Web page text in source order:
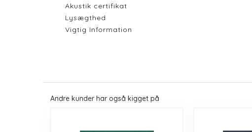
Akustik certifikat
Lysægthed
Vigtig Information
Andre kunder har også kigget på